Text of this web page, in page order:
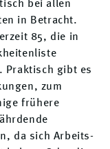
bei allen
in Betracht.
85, die in
Praktisch gibt es
zum
frühere
da sich Arbeits-